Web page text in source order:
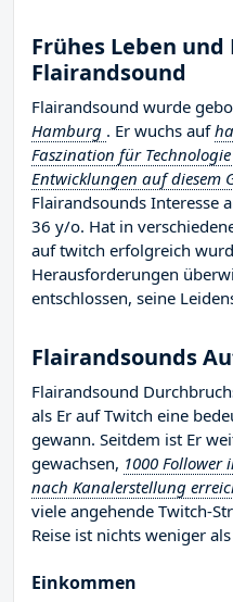
Frühes Leben
Flairandsound
Flairandsound wurde
Hamburg . Er wuchs auf
Faszination für
Entwicklungen auf diesem
Flairandsounds Interesse
36 y/o. Hat in
auf twitch erfolgreich
Herausforderungen
entschlossen, seine
Flairandsounds
Flairandsound
als Er auf Twitch eine
gewann. Seitdem ist Er
gewachsen, 1000
nach Kanalerstellung
viele angehende Twitch-
Reise ist nichts weniger
Einkommen